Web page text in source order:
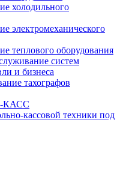
холодильного
электромеханического
теплового оборудования
систем
и бизнеса
тахографов
КАСС
кассовой техники под